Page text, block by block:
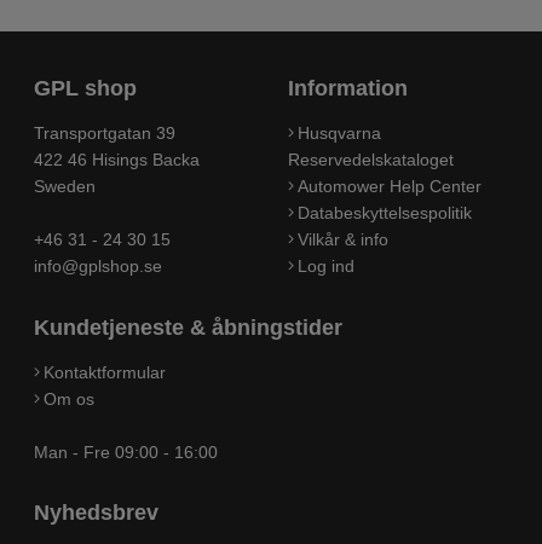
GPL shop
Transportgatan 39
422 46 Hisings Backa
Sweden
+46 31 - 24 30 15
info@gplshop.se
Information
Husqvarna
Reservedelskataloget
Automower Help Center
Databeskyttelsespolitik
Vilkår & info
Log ind
Kundetjeneste & åbningstider
Kontaktformular
Om os
Man - Fre 09:00 - 16:00
Nyhedsbrev